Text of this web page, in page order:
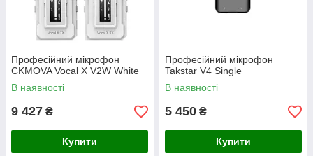
Професійний мікрофон
CKMOVA Vocal X V2W White
В наявності
9 427 ₴
Купити
Професійний мікрофон
Takstar V4 Single
В наявності
5 450 ₴
Купити